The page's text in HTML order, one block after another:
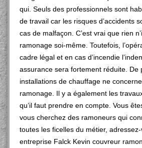
qui. Seuls des professionnels sont
de travail car les risques d’accidents
cas de malfaçon. C’est vrai que rien
ramonage soi-même. Toutefois,
cadre légal et en cas d’incendie
assurance sera fortement réduite. De
installations de chauffage ne
ramonage. Il y a également les
qu’il faut prendre en compte. Vous
vous cherchez des ramoneurs qui
toutes les ficelles du métier,
entreprise Falck Kevin couvreur